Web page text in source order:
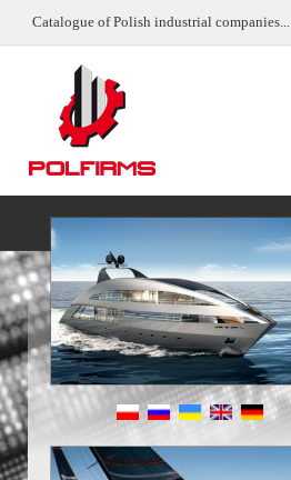
Catalogue of Polish industrial companies...